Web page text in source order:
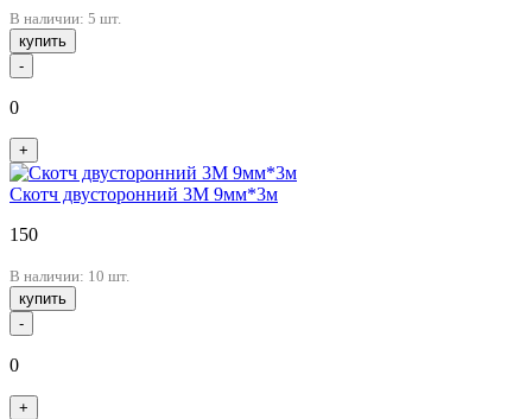
В наличии: 5 шт.
купить
-
0
+
Скотч двусторонний 3М 9мм*3м
150
В наличии: 10 шт.
купить
-
0
+